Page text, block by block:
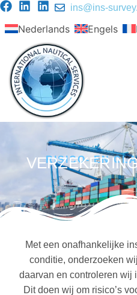
ins@ins-
Nederlands Engels
RISICO- EN
Met een onafhankelijke
conditie, onderzoeken
daarvan en controleren wij
Dit doen wij om risico’s